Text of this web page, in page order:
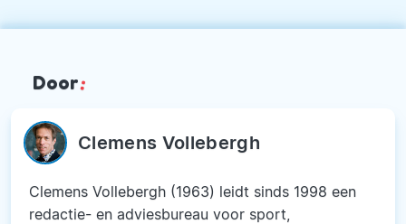
Door:
Clemens Vollebergh
Clemens Vollebergh (1963) leidt sinds 1998 een
redactie- en adviesbureau voor sport,